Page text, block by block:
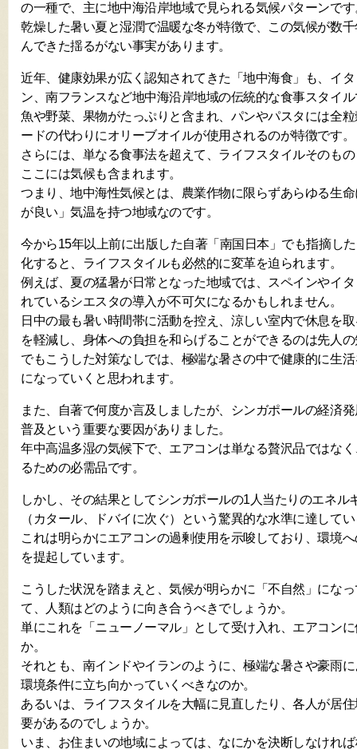
の一種で、主に地中海沿岸地域で見られる気候パターンです
乾燥した暑い夏と湿潤で温暖な冬が特徴で、この気候が数
んできた揺るがない事実があります。
近年、健康効果が広く認知されてきた「地中海食」も、イ
ン、南フランスなど地中海沿岸地域の伝統的な食事スタイ
魚や野菜、果物がたっぷりと含まれ、パンやパスタには全
ードの代わりにオリーブオイルが使用されるのが特徴です。
さらには、単なる食事法を超えて、ライフスタイルそのも
ここには気候も含まれます。
つまり、地中海性気候とは、農業作物に限らずあらゆる生
が良い」気温を持つ地域なのです。
今から15年以上前に出版した自著「南国日本」でも指摘し
化すると、ライフスタイルも必然的に変革を迫られます。
例えば、夏の猛暑が日常となった地域では、スペインやイ
れているシエスタの導入が不可欠になるかもしれません。
日中の最も暑い時間帯に活動を控え、涼しい室内で休息を
を軽減し、身体への負担を和らげることができるのは先人
でもこうした対策なしでは、極端な暑さの中で健康的に生
になっていくと思われます。
また、自著で何度か言及しましたが、シンガポールの経済
普及という重要な要因がありました。
年中高温多湿の気候下で、エアコンは単なる贅沢品ではな
るための必需品です。
しかし、その結果としてシンガポールの1人当たりのエネル
（カタール、ドバイに次ぐ）という驚異的な水準に達して
これは明らかにエアコンの過剰使用を示唆しており、環境
を提起しています。
こうした状況を踏まえと、気候が明らかに「不自然」にな
て、人類はどのように向き合うべきでしょうか。
単にこれを「ニューノーマル」として受け入れ、エアコン
か。
それとも、南インドやイランのように、極端な暑さや豪雨
環境条件に立ち向かっていくべきなのか。
あるいは、ライフスタイルを大幅に見直したり、各人が居
要があるのでしょうか。
いま、お住まいの地域によっては、なにかを決断しなけれ